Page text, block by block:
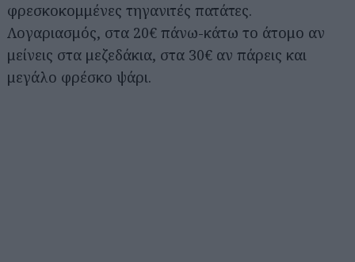
φρεσκοκομμένες τηγανιτές πατάτες.
Λογαριασμός, στα 20€ πάνω-κάτω το άτομο αν
μείνεις στα μεζεδάκια, στα 30€ αν πάρεις και
μεγάλο φρέσκο ψάρι.